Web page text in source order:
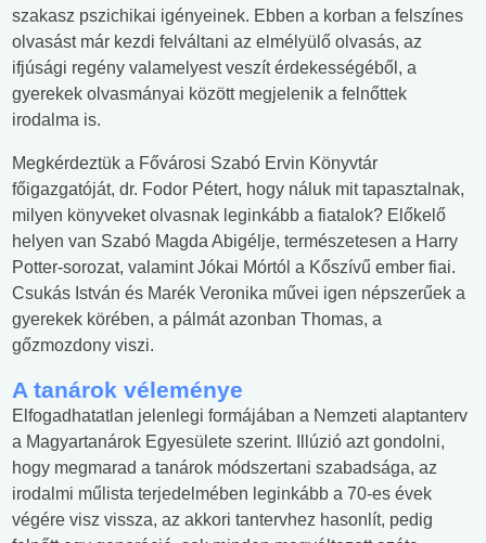
szakasz pszichikai igényeinek. Ebben a korban a felszínes
olvasást már kezdi felváltani az elmélyülő olvasás, az
ifjúsági regény valamelyest veszít érdekességéből, a
gyerekek olvasmányai között megjelenik a felnőttek
irodalma is.
Megkérdeztük a Fővárosi Szabó Ervin Könyvtár
főigazgatóját, dr. Fodor Pétert, hogy náluk mit tapasztalnak,
milyen könyveket olvasnak leginkább a fiatalok? Előkelő
helyen van Szabó Magda Abigélje, természetesen a Harry
Potter-sorozat, valamint Jókai Mórtól a Kőszívű ember fiai.
Csukás István és Marék Veronika művei igen népszerűek a
gyerekek körében, a pálmát azonban Thomas, a
gőzmozdony viszi.
A tanárok véleménye
Elfogadhatatlan jelenlegi formájában a Nemzeti alaptanterv
a Magyartanárok Egyesülete szerint. Illúzió azt gondolni,
hogy megmarad a tanárok módszertani szabadsága, az
irodalmi műlista terjedelmében leginkább a 70-es évek
végére visz vissza, az akkori tantervhez hasonlít, pedig